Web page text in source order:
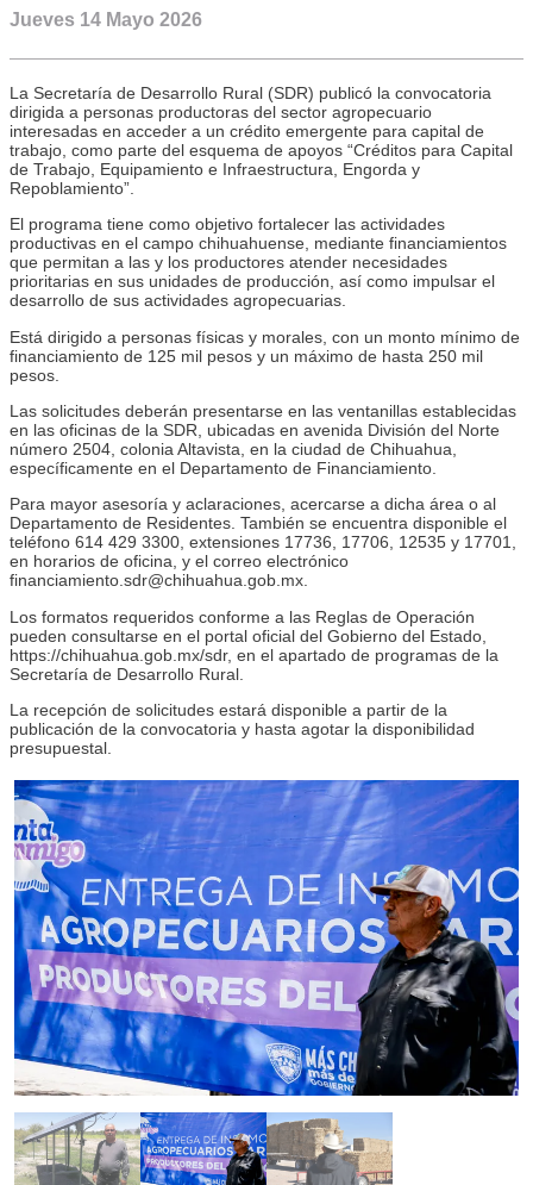
Jueves 14 Mayo 2026
La Secretaría de Desarrollo Rural (SDR) publicó la convocatoria
dirigida a personas productoras del sector agropecuario
interesadas en acceder a un crédito emergente para capital de
trabajo, como parte del esquema de apoyos “Créditos para Capital
de Trabajo, Equipamiento e Infraestructura, Engorda y
Repoblamiento”.
El programa tiene como objetivo fortalecer las actividades
productivas en el campo chihuahuense, mediante financiamientos
que permitan a las y los productores atender necesidades
prioritarias en sus unidades de producción, así como impulsar el
desarrollo de sus actividades agropecuarias.
Está dirigido a personas físicas y morales, con un monto mínimo de
financiamiento de 125 mil pesos y un máximo de hasta 250 mil
pesos.
Las solicitudes deberán presentarse en las ventanillas establecidas
en las oficinas de la SDR, ubicadas en avenida División del Norte
número 2504, colonia Altavista, en la ciudad de Chihuahua,
específicamente en el Departamento de Financiamiento.
Para mayor asesoría y aclaraciones, acercarse a dicha área o al
Departamento de Residentes. También se encuentra disponible el
teléfono 614 429 3300, extensiones 17736, 17706, 12535 y 17701,
en horarios de oficina, y el correo electrónico
financiamiento.sdr@chihuahua.gob.mx.
Los formatos requeridos conforme a las Reglas de Operación
pueden consultarse en el portal oficial del Gobierno del Estado,
https://chihuahua.gob.mx/sdr, en el apartado de programas de la
Secretaría de Desarrollo Rural.
La recepción de solicitudes estará disponible a partir de la
publicación de la convocatoria y hasta agotar la disponibilidad
presupuestal.